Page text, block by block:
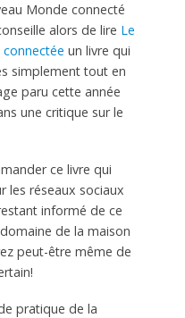
Monde connecté
alors de lire Le
un livre qui
simplement tout en
paru cette année
une critique sur le
ce livre qui
les réseaux sociaux
informé de ce
de la maison
peut-être même de
pratique de la